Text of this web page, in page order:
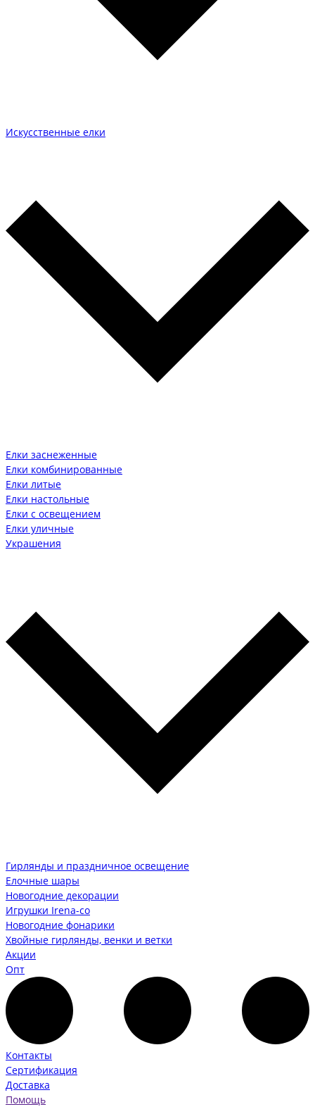
Искусственные елки
Елки заснеженные
Елки комбинированные
Елки литые
Елки настольные
Елки с освещением
Елки уличные
Украшения
Гирлянды и праздничное освещение
Елочные шары
Новогодние декорации
Игрушки Irena-co
Новогодние фонарики
Хвойные гирлянды, венки и ветки
Акции
Опт
Контакты
Сертификация
Доставка
Помощь